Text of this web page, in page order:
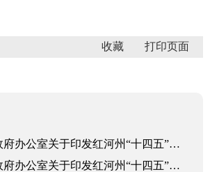
收藏
关于印发红河州“十四五”现代物流业发展规划的通知
关于印发红河州“十四五”现代物流业发展规划的通知